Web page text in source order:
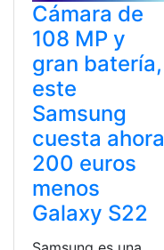
Cámara de
108 MP y
gran batería,
este
Samsung
cuesta ahora
200 euros
menos
Galaxy S22